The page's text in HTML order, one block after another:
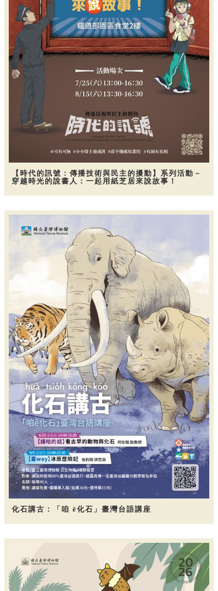
【時代的訊號：傳播技術與民主的擾動】系列活動－
穿越時光的說書人：一起用紙芝居來說故事！
化石講古：「咱 ê化石」臺灣台語講座